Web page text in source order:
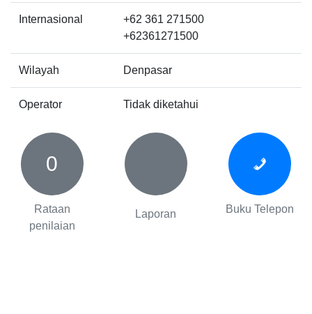
Internasional
+62 361 271500
+62361271500
Wilayah Denpasar
Operator Tidak diketahui
0
Rataan
penilaian
Laporan Buku Telepon